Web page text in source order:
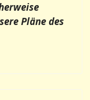
Pläne des